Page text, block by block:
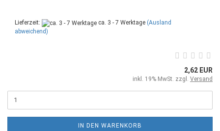
Lieferzeit: ca. 3 - 7 Werktage (Ausland
abweichend)
2,62 EUR
inkl. 19% MwSt. zzgl. Versand
IN DEN WARENKORB